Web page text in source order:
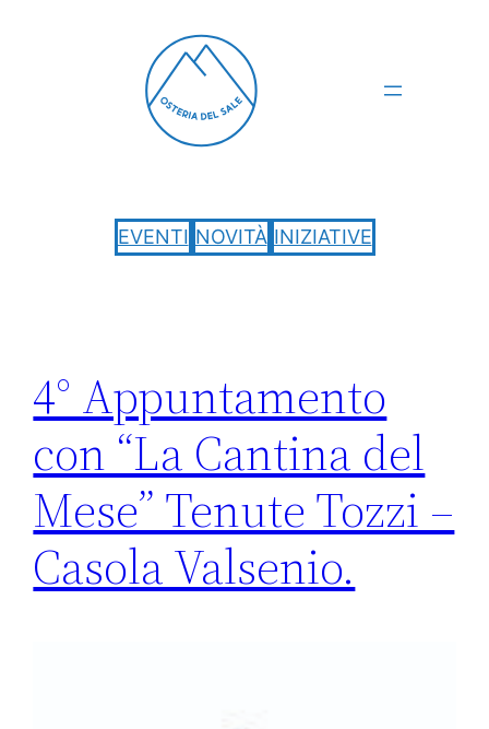
EVENTI NOVITÀ INIZIATIVE
4° Appuntamento
con “La Cantina del
Mese” Tenute Tozzi –
Casola Valsenio.